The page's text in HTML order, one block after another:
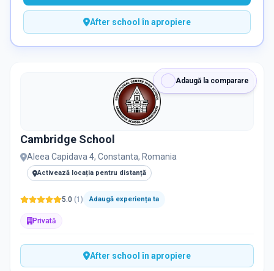
After school în apropiere
Adaugă la comparare
Cambridge School
Aleea Capidava 4, Constanta, Romania
Activează locația pentru distanță
5.0 (1 ) Adaugă experiența ta
Privată
After school în apropiere